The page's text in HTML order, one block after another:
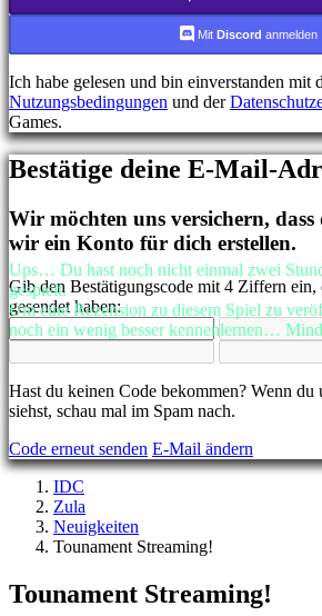
FR
IT
KO
NL
NO
PL
PT
RU
SR
SV
TH
TR
UK
VI
Das
Das
Spiel
Gameplay
In-
Neuigkeiten
Mit Discord anmelden
Ich habe gelesen und bin einverstanden mit
Nutzungsbedingungen und der
Games.
Bestätige deine E-Mail-
Wir möchten uns versichern, dass
wir ein Konto für dich erstellen.
Gib den Bestätigungscode mit 4 Ziffern
gesendet haben:
Hast du keinen Code bekommen? Wenn
siehst, schau mal im Spam nach.
Code erneut senden E-Mail ändern
IDC
Zula
Neuigkeiten
Tounament Streaming!
Tounament Streaming!
Ups… Du hast noch nicht einmal zwei
gespielt.
Um eine Rezension zu diesem Spiel zu
noch ein wenig besser kennenlernen…